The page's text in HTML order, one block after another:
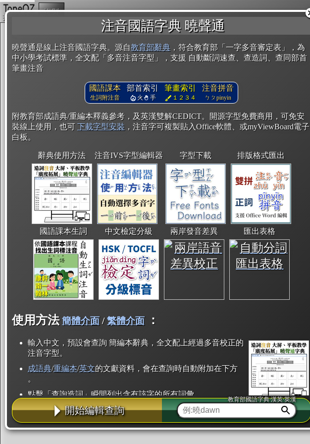
注音國語字典 曉聲通
曉聲通是線上注音國語字典。源自教育部辭典 ，符合教育部「一字多音審定表」，為
中小學考試標準，全文配「多音注音字型」，支援 自動斷詞速查、查造詞、查同部首
筆畫注音
國語課本
生詞附注音
部首索引
火 手
筆畫索引
１２３４
注音拼音
ㄅㄆpinyin
附教育部成語典/重編本釋義參考，及英漢雙解CEDICT。開源字型免費商用，可免安
裝線上使用，也可 下載字型安裝 ，注音字可複製貼入Office軟體、或myViewBoard電子
白板。
辭典使用方法 注音IVS字型編輯器 字型下載 排版格式匯出
國語課本生詞 中文檢定分級 兩岸發音差異 匯出表格
使用方法 簡體介面/繁體介面 ：
輸入中文，預設會查詢 簡編本辭典，全文配上經過多音校正的
注音字型。
成語典/重編本/英文的文獻資料，會在查詢時自動附加在下方
。
點擊「查詢造詞」瞬間列出含有該字的所有詞彙。
點「部首」瞬間列出所有「同部首字」。也支援查詢「同注音」或「同筆畫」。
辭典解釋的全文都經過自動斷詞，點擊便可瞬間「連續查詢」此字詞的解釋，不
用手動重複輸入。
開始編輯查詢
教育部國語字典·漢英·英漢
複製